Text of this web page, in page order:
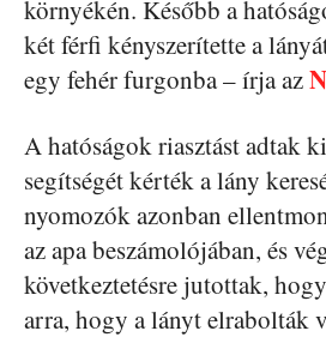
környékén. Később a
két férfi kényszerítette a
egy fehér furgonba – írja az
A hatóságok riasztást adtak
segítségét kérték a lány
nyomozók azonban
az apa beszámolójában, és
következtetésre jutottak,
arra, hogy a lányt elrabolták